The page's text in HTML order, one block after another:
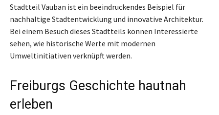
Stadtteil Vauban ist ein beeindruckendes Beispiel für
nachhaltige Stadtentwicklung und innovative Architektur.
Bei einem Besuch dieses Stadtteils können Interessierte
sehen, wie historische Werte mit modernen
Umweltinitiativen verknüpft werden.
Freiburgs Geschichte hautnah
erleben